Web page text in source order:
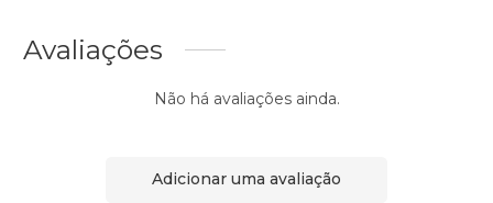
Avaliações
Não há avaliações ainda.
Adicionar uma avaliação